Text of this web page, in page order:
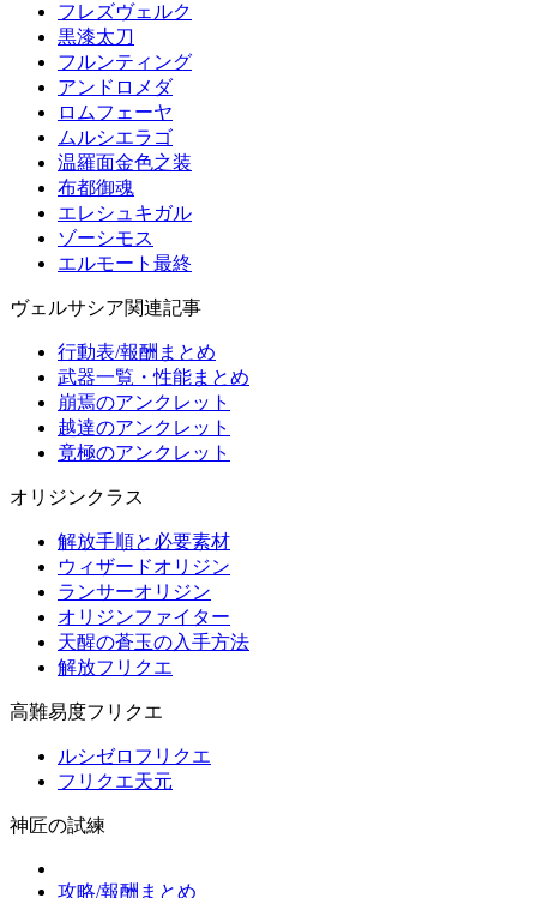
フレズヴェルク
黒漆太刀
フルンティング
アンドロメダ
ロムフェーヤ
ムルシエラゴ
温羅面金色之装
布都御魂
エレシュキガル
ゾーシモス
エルモート最終
ヴェルサシア関連記事
行動表/報酬まとめ
武器一覧・性能まとめ
崩焉のアンクレット
越達のアンクレット
竟極のアンクレット
オリジンクラス
解放手順と必要素材
ウィザードオリジン
ランサーオリジン
オリジンファイター
天醒の蒼玉の入手方法
解放フリクエ
高難易度フリクエ
ルシゼロフリクエ
フリクエ天元
神匠の試練
攻略/報酬まとめ